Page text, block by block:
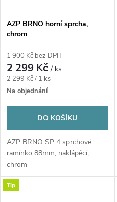
AZP BRNO horní sprcha,
chrom
1 900 Kč bez DPH
2 299 Kč/ ks
Měrná
cena:
2 299 Kč / 1 ks
Na objednání
DO KOŠÍKU
AZP BRNO SP 4 sprchové
ramínko 88mm, naklápěcí,
chrom
Tip